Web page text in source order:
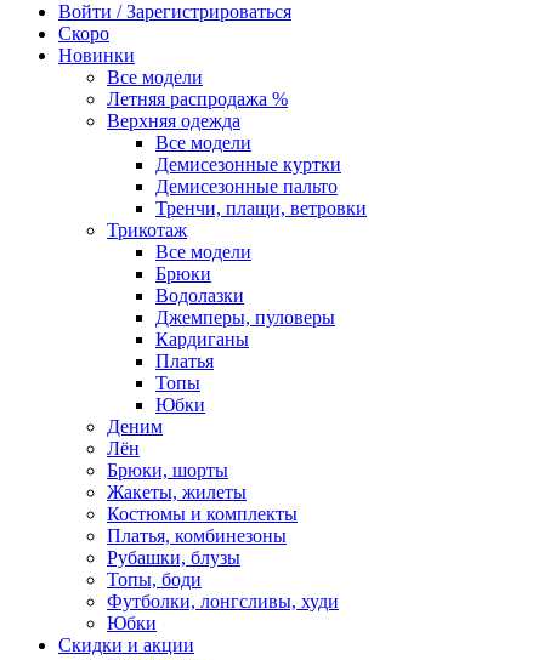
Войти / Зарегистрироваться
Скоро
Новинки
Все модели
Летняя распродажа %
Верхняя одежда
Все модели
Демисезонные куртки
Демисезонные пальто
Тренчи, плащи, ветровки
Трикотаж
Все модели
Брюки
Водолазки
Джемперы, пуловеры
Кардиганы
Платья
Топы
Юбки
Деним
Лён
Брюки, шорты
Жакеты, жилеты
Костюмы и комплекты
Платья, комбинезоны
Рубашки, блузы
Топы, боди
Футболки, лонгсливы, худи
Юбки
Скидки и акции